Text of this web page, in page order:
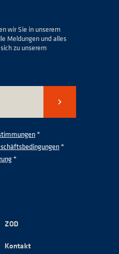
wir Sie in unserem
Meldungen und alles
zu unserem
Senden
*
*
*
ZOD
Kontakt